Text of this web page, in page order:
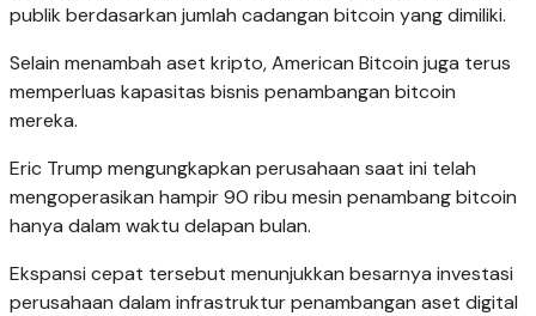
publik berdasarkan jumlah cadangan bitcoin yang dimiliki.
Selain menambah aset kripto, American Bitcoin juga terus
memperluas kapasitas bisnis penambangan bitcoin
mereka.
Eric Trump mengungkapkan perusahaan saat ini telah
mengoperasikan hampir 90 ribu mesin penambang bitcoin
hanya dalam waktu delapan bulan.
Ekspansi cepat tersebut menunjukkan besarnya investasi
perusahaan dalam infrastruktur penambangan aset digital